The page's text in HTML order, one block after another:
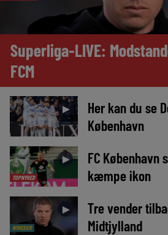
Superliga-LIVE:
FCM
►
Her kan du se
København
TOPNYHED
►
FC København
kæmpe ikon
NYHEDER
►
Tre vender
Midtjylland